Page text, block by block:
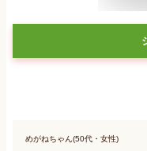
めがねちゃん(50代・女性)